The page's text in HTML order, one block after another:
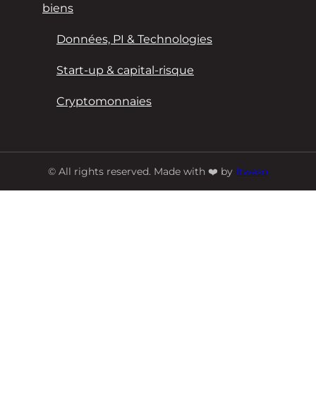
biens
Données, PI & Technologies
Start-up & capital-risque
Cryptomonnaies
© All rights reserved. Made with ❤️ by Itweso